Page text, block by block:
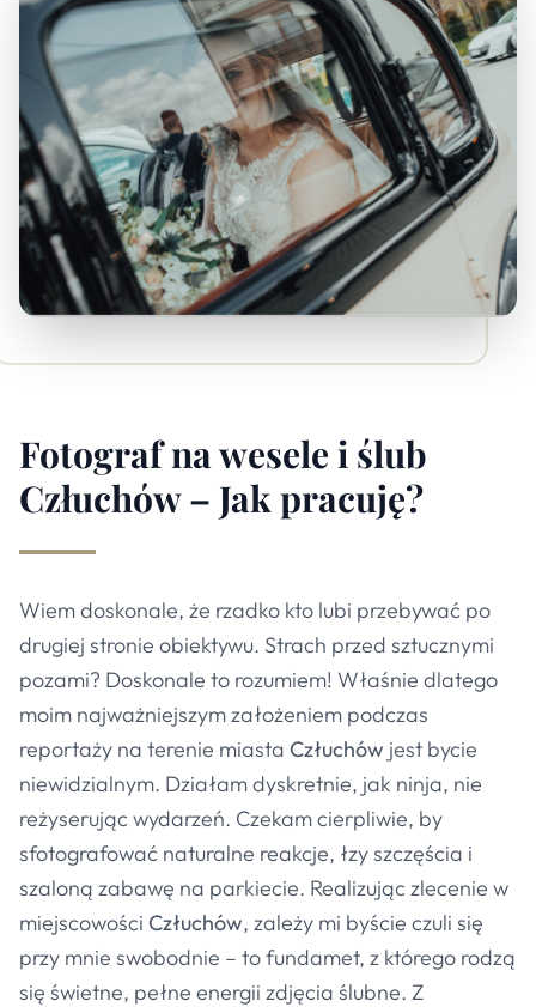
Fotograf na wesele i ślub
Człuchów – Jak pracuję?
Wiem doskonale, że rzadko kto lubi przebywać po
drugiej stronie obiektywu. Strach przed sztucznymi
pozami? Doskonale to rozumiem! Właśnie dlatego
moim najważniejszym założeniem podczas
reportaży na terenie miasta Człuchów jest bycie
niewidzialnym. Działam dyskretnie, jak ninja, nie
reżyserując wydarzeń. Czekam cierpliwie, by
sfotografować naturalne reakcje, łzy szczęścia i
szaloną zabawę na parkiecie. Realizując zlecenie w
miejscowości Człuchów, zależy mi byście czuli się
przy mnie swobodnie – to fundamet, z którego rodzą
się świetne, pełne energii zdjęcia ślubne. Z